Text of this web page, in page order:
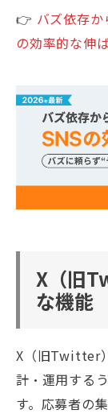
👉 バズ依存
の効率的な伸
X（旧
な機能
X（旧Twitter
計・運用する
す。応募者の